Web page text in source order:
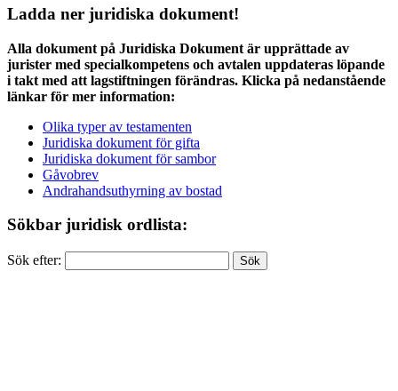
Ladda ner juridiska dokument!
Alla dokument på Juridiska Dokument är upprättade av
jurister med specialkompetens och avtalen uppdateras löpande
i takt med att lagstiftningen förändras. Klicka på nedanstående
länkar för mer information:
Olika typer av testamenten
Juridiska dokument för gifta
Juridiska dokument för sambor
Gåvobrev
Andrahandsuthyrning av bostad
Sökbar juridisk ordlista:
Sök efter: